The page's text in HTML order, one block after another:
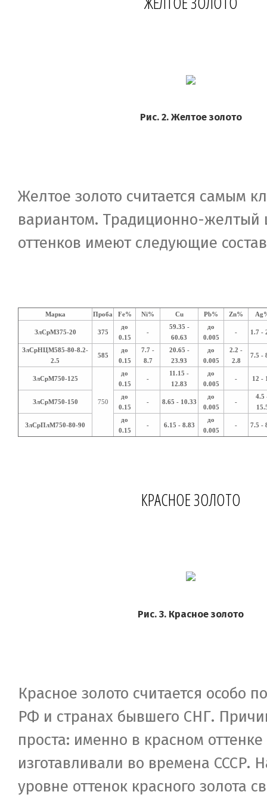
Рис. 2. Желтое золото
Желтое золото считается самым
вариантом. Традиционно-желтый
оттенков имеют следующие
Марка Проба Fe% Ni% Cu Pb% Zn%
ЗлСрМ375-20 375
до
0.15
-
59.35 -
60.63
до
0.005
- 1.7 -
ЗлСрНЦМ585-80-8.2-
2.5
585
до
0.15
7.7 -
8.7
20.65 -
23.93
до
0.005
2.2 -
2.8
7.5 -
ЗлСрМ750-125
750
до
0.15
-
11.15 -
12.83
до
0.005
- 12 -
ЗлСрМ750-150
до
0.15
- 8.65 - 10.33
до
0.005
-
4.5
ЗлСрПлМ750-80-90
до
0.15
- 6.15 - 8.83
до
0.005
- 7.5 -
КРАСНОЕ ЗОЛОТО
Рис. 3. Красное золото
Красное золото считается особо
РФ и странах бывшего СНГ.
проста: именно в красном оттенке
изготавливали во времена СССР.
уровне оттенок красного золота